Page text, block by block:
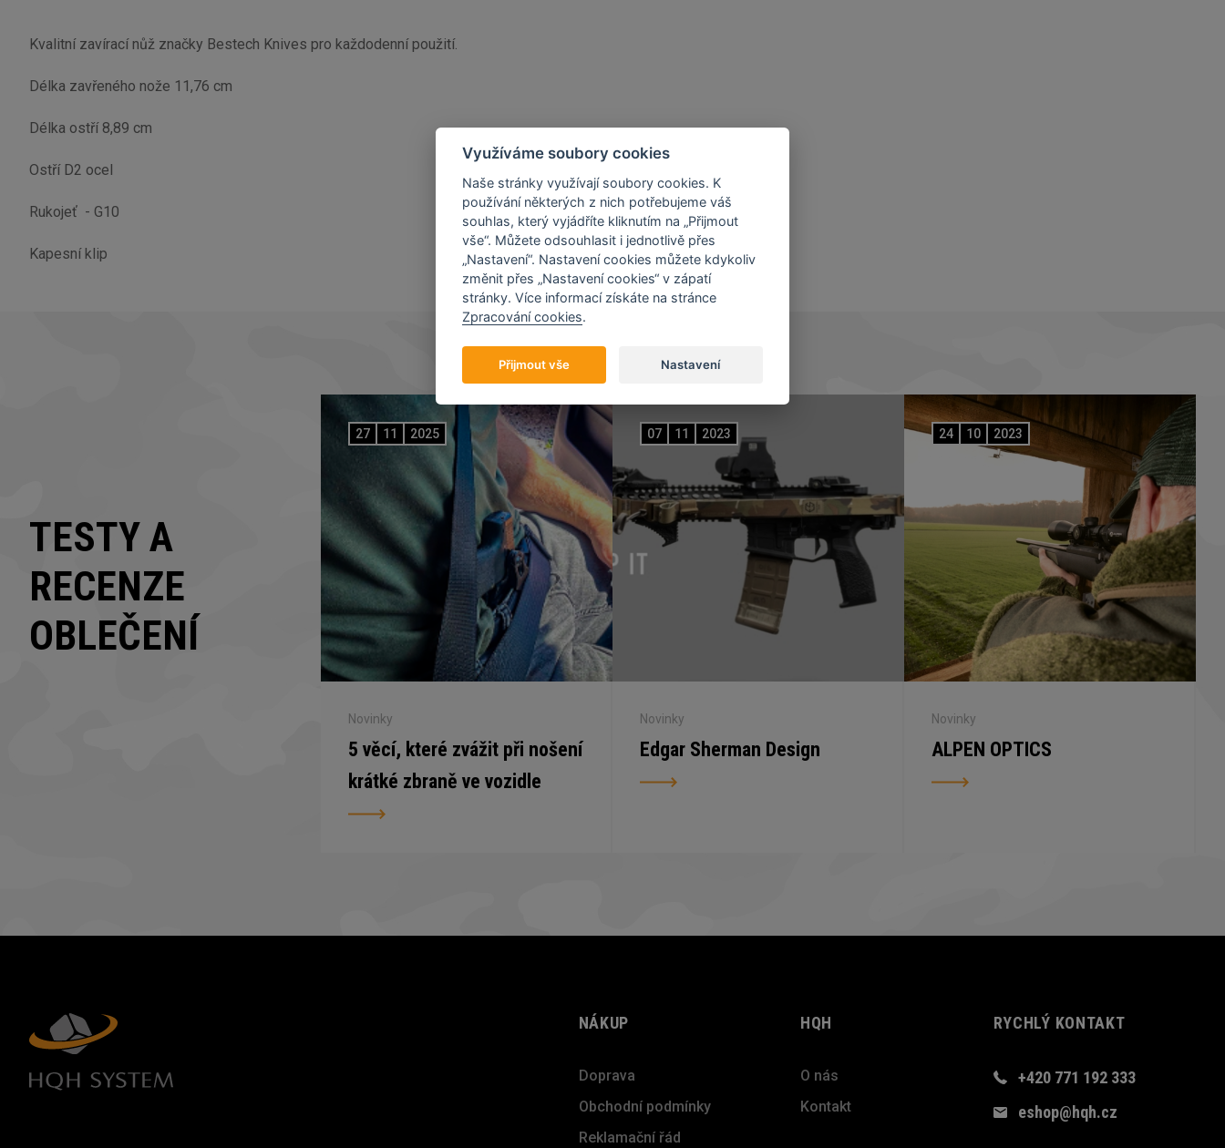
Kvalitní zavírací nůž značky Bestech Knives pro každodenní použití.
Délka zavřeného nože 11,76 cm
Délka ostří 8,89 cm
Ostří D2 ocel
Rukojeť - G10
Kapesní klip
TESTY A
RECENZE
OBLEČENÍ
27 11 2025
Novinky
5 věcí, které zvážit při nošení
krátké zbraně ve vozidle
07 11 2023
Novinky
Edgar Sherman Design
24 10 2023
Novinky
ALPEN OPTICS
NÁKUP
Doprava
Obchodní podmínky
Reklamační řád
HQH
O nás
Kontakt
RYCHLÝ KONTAKT
+420 771 192 333
eshop@hqh.cz
Využíváme soubory cookies
Naše stránky využívají soubory cookies. K
používání některých z nich potřebujeme váš
souhlas, který vyjádříte kliknutím na „Přijmout
vše“. Můžete odsouhlasit i jednotlivě přes
„Nastavení“. Nastavení cookies můžete kdykoliv
změnit přes „Nastavení cookies“ v zápatí
stránky. Více informací získáte na stránce
Zpracování cookies.
Přijmout vše Nastavení